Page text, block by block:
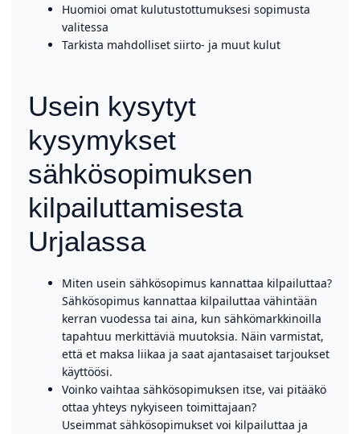
Huomioi omat kulutustottumuksesi sopimusta
valitessa
Tarkista mahdolliset siirto- ja muut kulut
Usein kysytyt
kysymykset
sähkösopimuksen
kilpailuttamisesta
Urjalassa
Miten usein sähkösopimus kannattaa kilpailuttaa?
Sähkösopimus kannattaa kilpailuttaa vähintään
kerran vuodessa tai aina, kun sähkömarkkinoilla
tapahtuu merkittäviä muutoksia. Näin varmistat,
että et maksa liikaa ja saat ajantasaiset tarjoukset
käyttöösi.
Voinko vaihtaa sähkösopimuksen itse, vai pitääkö
ottaa yhteys nykyiseen toimittajaan?
Useimmat sähkösopimukset voi kilpailuttaa ja